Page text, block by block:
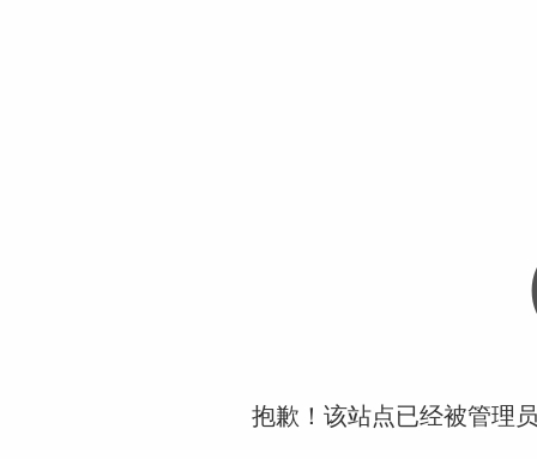
抱歉！该站点已经被管理